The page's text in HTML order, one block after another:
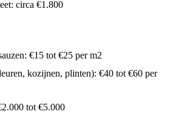
circa €1.800
€15 tot €25 per m2
kozijnen, plinten): €40 tot €60 per
tot €5.000